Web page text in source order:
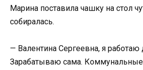
Марина поставила чашку на стол
собиралась.
— Валентина Сергеевна, я работаю
Зарабатываю сама. Коммунальные